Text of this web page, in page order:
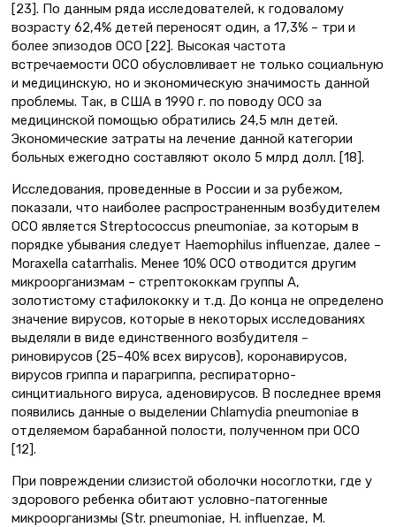
[23]. По данным ряда исследователей, к годовалому
возрасту 62,4% детей переносят один, а 17,3% – три и
более эпизодов ОСО [22]. Высокая частота
встречаемости ОСО обусловливает не только социальную
и медицинскую, но и экономическую значимость данной
проблемы. Так, в США в 1990 г. по поводу ОСО за
медицинской помощью обратились 24,5 млн детей.
Экономические затраты на лечение данной категории
больных ежегодно составляют около 5 млрд долл. [18].
Исследования, проведенные в России и за рубежом,
показали, что наиболее распространенным возбудителем
ОСО является Streptococcus pneumoniae, за которым в
порядке убывания следует Haemophilus influenzae, далее –
Moraxella catarrhalis. Менее 10% ОСО отводится другим
микроорганизмам – стрептококкам группы А,
золотистому стафилококку и т.д. До конца не определено
значение вирусов, которые в некоторых исследованиях
выделяли в виде единственного возбудителя –
риновирусов (25–40% всех вирусов), коронавирусов,
вирусов гриппа и парагриппа, респираторно-
синцитиального вируса, аденовирусов. В последнее время
появились данные о выделении Chlamydia pneumoniae в
отделяемом барабанной полости, полученном при ОСО
[12].
При повреждении слизистой оболочки носоглотки, где у
здорового ребенка обитают условно-патогенные
микроорганизмы (Str. pneumoniae, H. influenzae, M.